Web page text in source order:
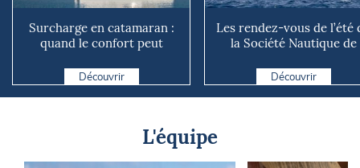
Surcharge en catamaran :
quand le confort peut
Découvrir
Les rendez-vous de l’été
la Société Nautique de
Découvrir
L'équipe